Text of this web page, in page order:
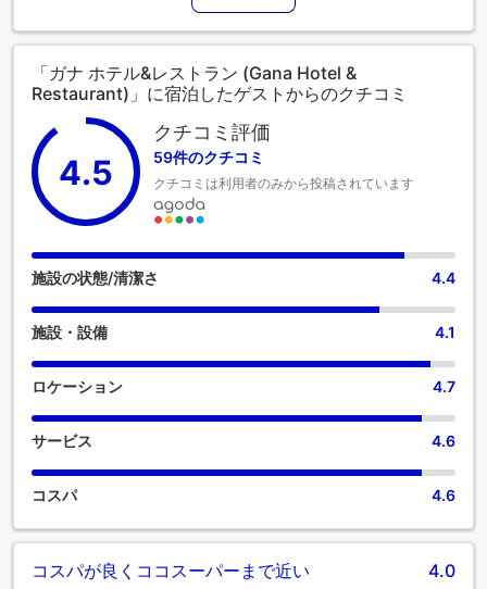
は、便利なランドリーサービスを利用することで、好きな旅
行着を清潔に保てるため、荷物を軽くすることができます。
ービスで、お部屋で過ごす時間を最大限にお楽しみいただけ
ます。 居心地の良さを追求した各客室は、快適さを保ちなが
ら、静かな眠りをお約束する様々な機能を備えています。 一
部の客室では、お客様の利便性と満足のために、エアコンや
リネンサービスを提供しています。 ガナ ホテル&レストラン
のユニークに仕立てられた客室では、独立したリビングルー
ムやバルコニーやテラスに似たレイアウトをお選びいただけ
ます。一部の客室では、室内ビデオストリーミング、日刊新
聞、テレビなど、一流の室内エンターテイメントをお楽しみ
いただけます。一部の客室では、お客様のご要望に応じたお
ヤーは一部のゲストルームにご用意しております。 当宿泊施
設内にあるカフェで上質なコーヒーを楽しみながら、リフレ
ッシュした気分で一日を始めましょう。ガナ ホテル&レスト
ランにある数々のアクティビティをお楽しみください。当宿
いだりすることで、日々の活力を取り戻すのに最適です。
「ガナ ホテル&レストラン (Gana Hotel &
Restaurant)」に宿泊したゲストからのクチコミ
4.5
クチコミ評価
59件のクチコミ
クチコミは利用者のみから投稿されています
施設の状態/清潔さ 4.4
施設・設備 4.1
ロケーション 4.7
サービス 4.6
コスパ 4.6
コスパが良くココスーパーまで近い 4.0